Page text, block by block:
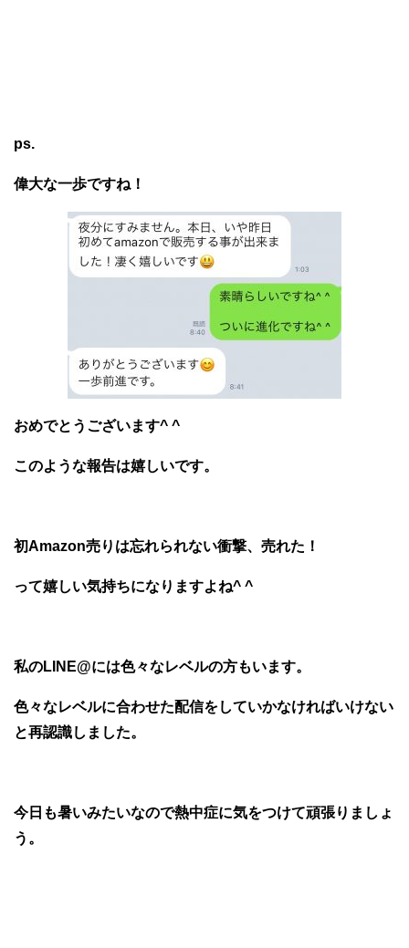
ps.
偉大な一歩ですね！
おめでとうございます^ ^
このような報告は嬉しいです。
初Amazon売りは忘れられない衝撃、売れた！
って嬉しい気持ちになりますよね^ ^
私のLINE@には色々なレベルの方もいます。
色々なレベルに合わせた配信をしていかなければいけない
と再認識しました。
今日も暑いみたいなので熱中症に気をつけて頑張りましょ
う。